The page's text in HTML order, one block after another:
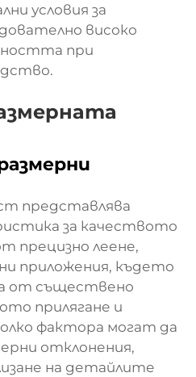
условия за
високо
при
представлява
за качеството
прецизно леене,
приложения, където
от съществено
прилягане и
фактора могат да
отклонения,
на детайлите